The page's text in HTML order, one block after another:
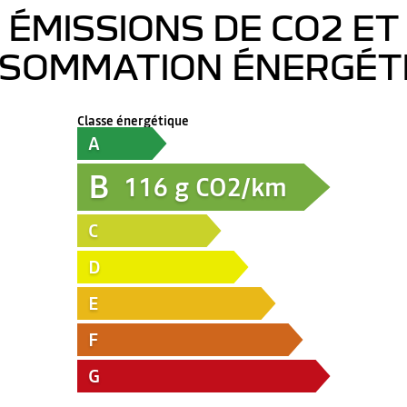
ÉMISSIONS DE CO2 ET
Classe énergétique
A
B 116 g CO2/km
C
D
E
F
G